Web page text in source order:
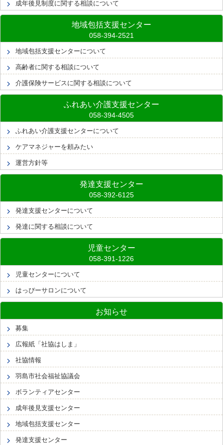
成年後見制度に関する相談について
地域包括支援センター
地域包括支援センターについて
高齢者に関する相談について
介護保険サービスに関する相談について
ふれあい介護支援センター
ふれあい介護支援センターについて
ケアマネジャーを頼みたい
運営方針等
発達支援センター
発達支援センターについて
発達に関する相談について
児童センター
児童センターについて
はっぴーサロンについて
お知らせ
募集
広報紙「社協はしま」
社協情報
羽島市社会福祉協議会
ボランティアセンター
成年後見支援センター
地域包括支援センター
発達支援センター